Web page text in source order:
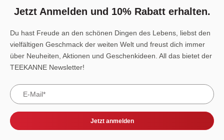
Jetzt Anmelden und 10% Rabatt erhalten.
Du hast Freude an den schönen Dingen des Lebens, liebst den
vielfältigen Geschmack der weiten Welt und freust dich immer
über Neuheiten, Aktionen und Geschenkideen. All das bietet der
TEEKANNE Newsletter!
Jetzt anmelden